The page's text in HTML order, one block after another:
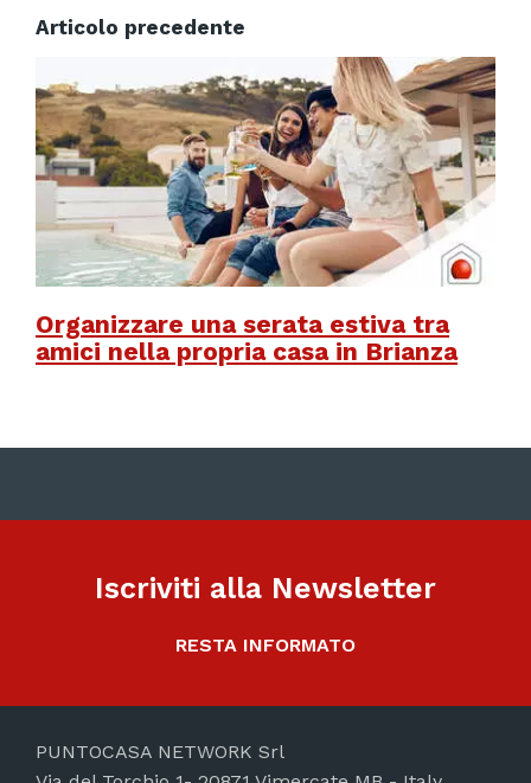
Articolo precedente
Organizzare una serata estiva tra
amici nella propria casa in Brianza
Iscriviti alla Newsletter
RESTA INFORMATO
PUNTOCASA NETWORK Srl